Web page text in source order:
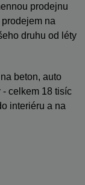
prodejnu
na
druhu od léty
beton, auto
- celkem 18 tisíc
interiéru a na